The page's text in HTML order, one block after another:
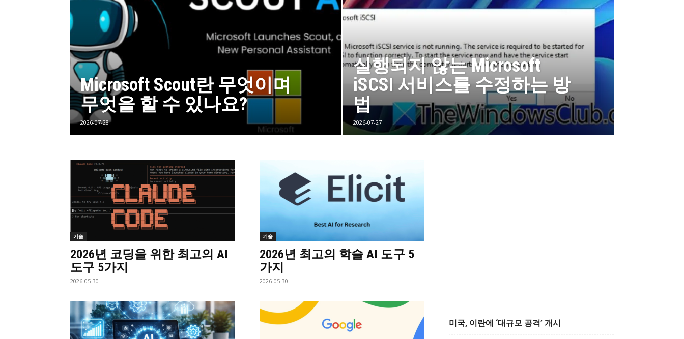
Microsoft Scout란 무엇이며
무엇을 할 수 있나요?
2026-07-28
실행되지 않는 Microsoft
iSCSI 서비스를 수정하는 방
법
2026-07-27
기술
2026년 코딩을 위한 최고의 AI
도구 5가지
2026-05-30
기술
2026년 최고의 학술 AI 도구 5
가지
2026-05-30
미국, 이란에 ‘대규모 공격’ 개시